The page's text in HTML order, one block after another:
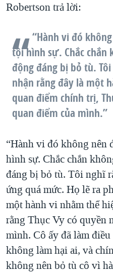
Robertson trả lời:
“Hành vi đó
tội hình sự. Chắc chắn
động đáng bị bỏ tù.
nhận rằng đây là một
quan điểm chính trị,
quan điểm của mình.”
“Hành vi đó không nên
hình sự. Chắc chắn
đáng bị bỏ tù. Tôi nghĩ
ứng quá mức. Họ lẽ ra
một hành vi nhằm thể
rằng Thục Vy có quyền
mình. Cô ấy đã làm
không làm hại ai, và
không nên bỏ tù cô vì